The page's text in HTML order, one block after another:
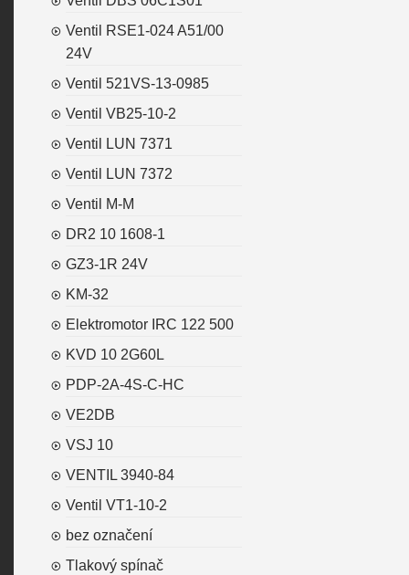
Ventil RSE1-024 A51/00
24V
Ventil 521VS-13-0985
Ventil VB25-10-2
Ventil LUN 7371
Ventil LUN 7372
Ventil M-M
DR2 10 1608-1
GZ3-1R 24V
KM-32
Elektromotor IRC 122 500
KVD 10 2G60L
PDP-2A-4S-C-HC
VE2DB
VSJ 10
VENTIL 3940-84
Ventil VT1-10-2
bez označení
Tlakový spínač